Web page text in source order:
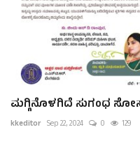
ಮಗ್ಗಿನೊಳಗಿದೆ ಸುಗಂಧ
kkeditor Sep 22, 2024 0 129